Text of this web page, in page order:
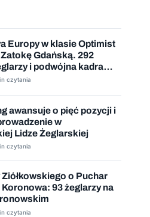
Europy w klasie Optimist
Gdańską. 292
i podwójna kadra
czytania
awansuje o pięć pozycji i
w
Lidze Żeglarskiej
czytania
Ziółkowskiego o Puchar
93 żeglarzy na
czytania